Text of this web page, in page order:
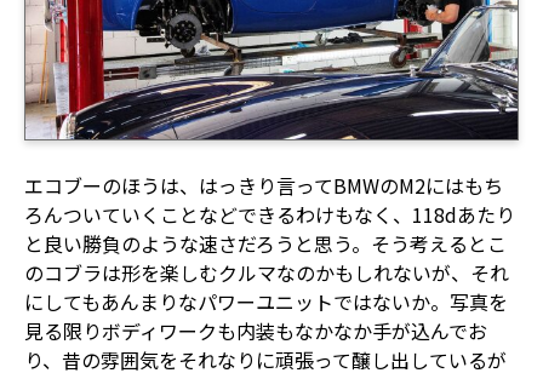
エコブーのほうは、はっきり言ってBMWのM2にはもち
ろんついていくことなどできるわけもなく、118dあたり
と良い勝負のような速さだろうと思う。そう考えるとこ
のコブラは形を楽しむクルマなのかもしれないが、それ
にしてもあんまりなパワーユニットではないか。写真を
見る限りボディワークも内装もなかなか手が込んでお
り、昔の雰囲気をそれなりに頑張って醸し出しているが